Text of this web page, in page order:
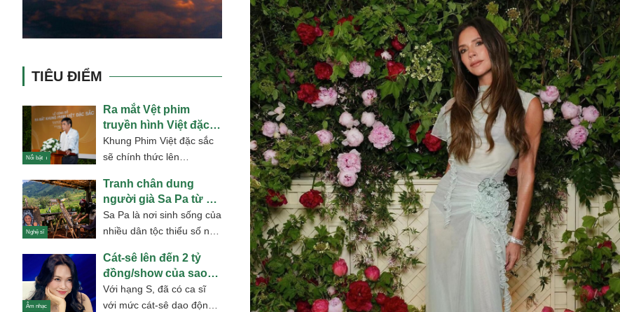
TIÊU ĐIỂM
Điện ảnh
Nổi bật
Ra mắt Vệt phim
truyền hình Việt đặc
sắc HTV7
Khung Phim Việt đặc sắc
sẽ chính thức lên
tối thứ Hai, Ba và Tư
hàng...
Nghệ sĩ
Tranh chân dung
người già Sa Pa từ gỗ
"đồ bỏ" đầy mê hoặc
Sa Pa là nơi sinh sống của
nhiều dân tộc thiểu số như
Phó, Giáy –...
Âm nhạc
Cát-sê lên đến 2 tỷ
đồng/show của sao
hạng S showbiz Việt
Với hạng S, đã có ca sĩ
với mức cát-sê dao động